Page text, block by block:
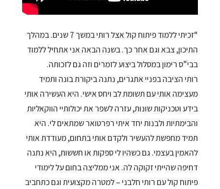
“זכיתי ללמוד פיתוח קול אצל רותי במשך 7 שנים. במהלך
התיכון, צבא וגם אחר כך. בשנה הבאה אני אתחיל ללמוד
בבי”ס רימון במסלול ביצוע לזמרים וזה גם לזכותה.
רותי הציבה בפניי אתגרים, נתנה ביקורת בונה ותמיד
מעצימה אותי עם תשומת לב ויחס אישי. היא העשירה אותי
בידע וטכניקות שונות, עזרה לשפר את יכולותיי הווקאליות
והבימתיות ולבנות יחד איתי רפרטואר שמתאים לי. היא
תמיד מחפשת להעשיר ולקדם אותי בתחום, מעודדת אותי
להאמין בעצמי. גם כשהיו לי ספקות או חששות, היא נתנה
דחיפה שהייתי זקוקה לה. אני ממליצה בחום על לימודי
פיתוח קול עם רותי חלבני – למטרה מקצועית וגם כתחביב